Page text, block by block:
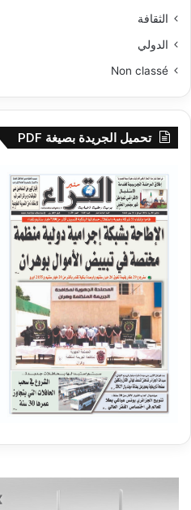
الثقافة
الدولي
Non classé
تحميل الجريدة بصيغة PDF